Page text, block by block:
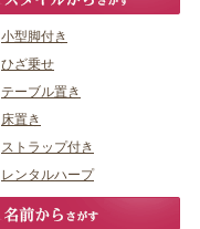
小型脚付き
ひざ乗せ
テーブル置き
床置き
ストラップ付き
レンタルハープ